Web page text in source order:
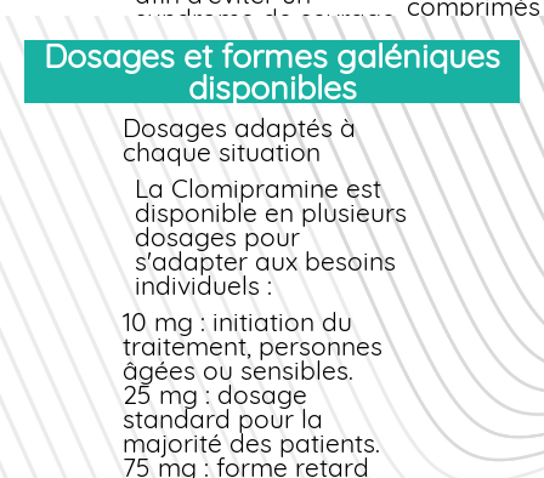
syndrome de sevrage.
économique
25 mg 90
comprimés
Profitez de la livraison
gratuite en France
métropolitaine pour toute
commande supérieure à
49 €. Notre service de suivi
colis vous permet de
suivre votre envoi en
temps réel.
Offres et promotions
Nous proposons
régulièrement des packs
promotionnels :
Pack découverte : 1 boîte de
30 comprimés – idéal pour
un premier mois de
Dosages et formes galéniques
disponibles
Dosages adaptés à
chaque situation
La Clomipramine est
disponible en plusieurs
dosages pour
s'adapter aux besoins
individuels :
10 mg : initiation du
traitement, personnes
âgées ou sensibles.
25 mg : dosage
standard pour la
majorité des patients.
75 mg : forme retard